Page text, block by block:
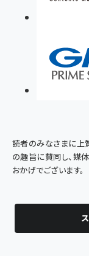
読者のみなさまに上
の趣旨に賛同し、媒
おかげでございます。